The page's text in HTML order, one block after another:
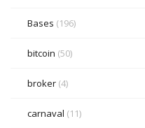
Bases (196)
bitcoin (50)
broker (4)
carnaval (11)